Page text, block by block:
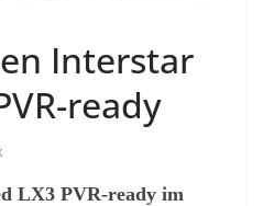
Interstar
ready
LX3 PVR-ready im